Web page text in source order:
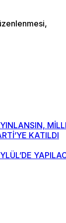
KATILDI